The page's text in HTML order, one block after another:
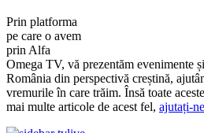
Prin platforma
pe care o avem
prin Alfa
Omega TV, vă prezentăm evenimente
România din perspectivă creștină,
vremurile în care trăim. Însă toate
mai multe articole de acest fel, ajutați-